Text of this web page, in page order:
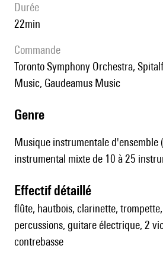
durée
22min
Commande
Toronto Symphony Orchestra, Spitalfields Music, Stargaze
Music, Gaudeamus Music
genre
Musique instrumentale d'ensemble
instrumental mixte de 10 à 25
effectif détaillé
flûte, hautbois, clarinette,
percussions, guitare électrique, 2
contrebasse